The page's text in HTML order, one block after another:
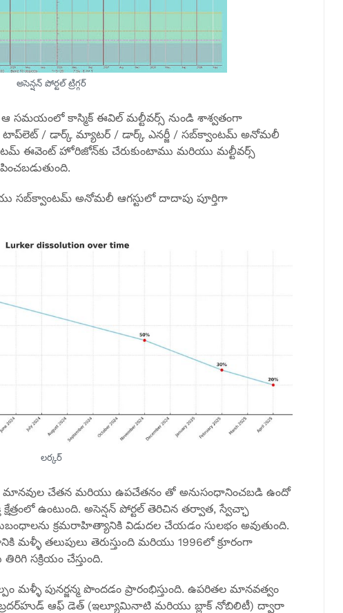
అసెన్షన్ పోర్టల్ ట్రిగ్గర్
ఆ సమయంలో కాస్మిక్ ఈవిల్ మల్టీవర్స్ నుండి శాశ్వతంగా
/ టాప్‌లెట్ / డార్క్ మ్యాటర్ / డార్క్ ఎనర్జీ / సబ్‌క్వాంటమ్ అనోమలీ
ఈవెంట్ హోరిజోన్‌కు చేరుకుంటాము మరియు మల్టీవర్స్
సబ్‌క్వాంటమ్ అనోమలీ ఆగస్టులో దాదాపు పూర్తిగా
లర్కర్
మానవుల చేతన మరియు ఉపచేతనం తో అనుసంధానించబడి ఉందో
ఉంటుంది. అసెన్షన్ పోర్టల్ తెరిచిన తర్వాత, స్వేచ్ఛా
క్రమరాహిత్యానికి విడుదల చేయడం సులభం అవుతుంది.
తలుపులు తెరుస్తుంది మరియు 1996లో క్రూరంగా
సక్రియం చేస్తుంది.
పునర్జన్మ పొందడం ప్రారంభిస్తుంది. ఉపరితల మానవత్వం
బ్రదర్‌హుడ్ ఆఫ్ డెత్ (ఇల్యూమినాటి మరియు బ్లాక్ నోబిలిటీ) ద్వారా